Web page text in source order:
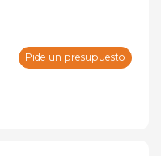
Pide un presupuesto